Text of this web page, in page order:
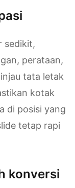
sedikit,
perataan,
tata letak
kotak
di posisi yang
tetap rapi
konversi